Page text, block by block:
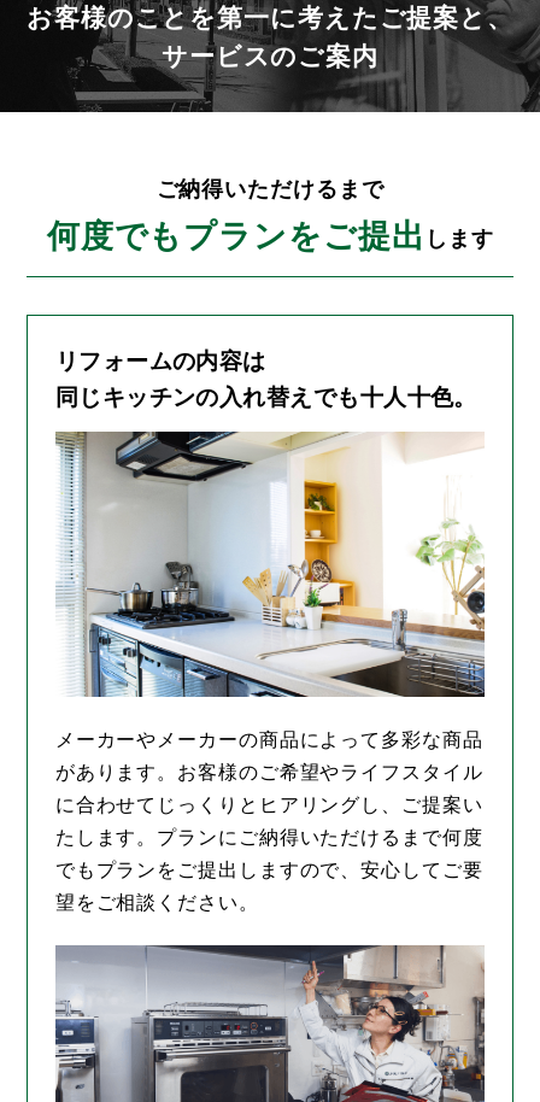
お客様のことを第一に考えたご提案と、
サービスのご案内
ご納得いただけるまで
何度でもプランをご提出 します
リフォームの内容は
同じキッチンの入れ替えでも十人十色。
メーカーやメーカーの商品によって多彩な商品
があります。お客様のご希望やライフスタイル
に合わせてじっくりとヒアリングし、ご提案い
たします。プランにご納得いただけるまで何度
でもプランをご提出しますので、安心してご要
望をご相談ください。